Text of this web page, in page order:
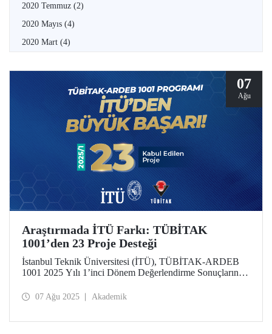
2020 Temmuz (2)
2020 Mayıs (4)
2020 Mart (4)
07
Ağu
Araştırmada İTÜ Farkı: TÜBİTAK
1001’den 23 Proje Desteği
İstanbul Teknik Üniversitesi (İTÜ), TÜBİTAK-ARDEB
1001 2025 Yılı 1’inci Dönem Değerlendirme Sonuçlarına
07 Ağu 2025 Akademik